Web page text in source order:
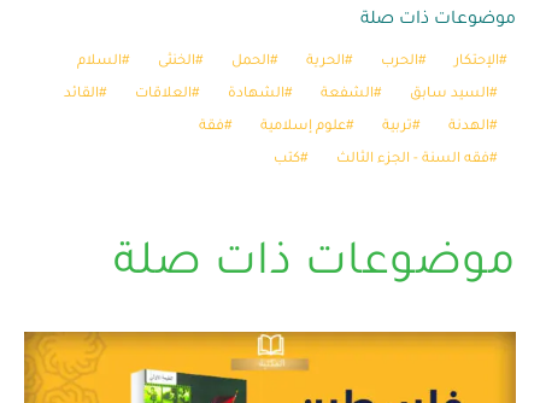
موضوعات ذات صلة
الإحتكار الحرب الحرية الحمل الخنثى السلام
السيد سابق الشفعة الشهادة العلاقات القائد
الهدنة تربية علوم إسلامية فقة
فقه السنة - الجزء الثالث كتب
موضوعات ذات صلة